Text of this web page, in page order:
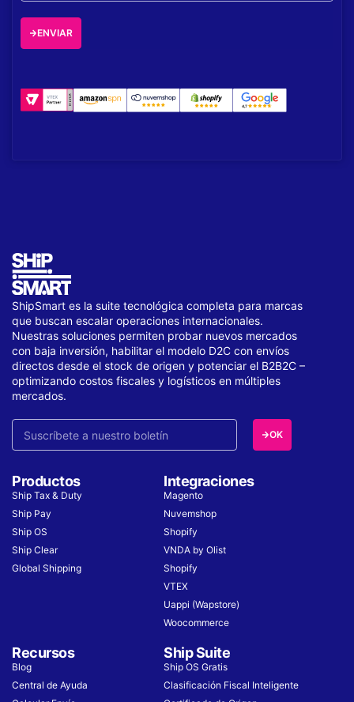
ENVIAR
ShipSmart es la suite tecnológica completa para marcas
que buscan escalar operaciones internacionales.
Nuestras soluciones permiten probar nuevos mercados
con baja inversión, habilitar el modelo D2C con envíos
directos desde el stock de origen y potenciar el B2B2C –
optimizando costos fiscales y logísticos en múltiples
mercados.
OK
Productos
Ship Tax & Duty
Ship Pay
Ship OS
Ship Clear
Global Shipping
Integraciones
Magento
Nuvemshop
Shopify
VNDA by Olist
Shopify
VTEX
Uappi (Wapstore)
Woocommerce
Recursos
Blog
Central de Ayuda
Ship Suite
Ship OS Gratis
Clasificación Fiscal Inteligente